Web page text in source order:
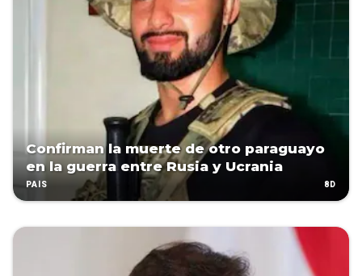
Confirman la muerte de otro paraguayo
en la guerra entre Rusia y Ucrania
PAÍS 8D